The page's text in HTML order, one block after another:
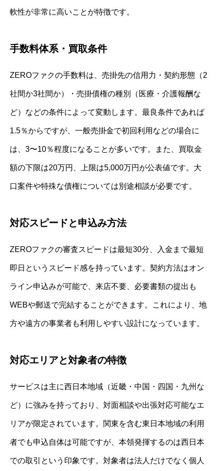
軟性が非常に高いことが特徴です。
手数料体系・買取条件
ZEROファクの手数料は、売掛先の信用力・契約形態（2
社間か3社間か）・売掛債権の種別（医療・介護報酬な
ど）などの条件によって変動します。最良条件であれば
1.5％からですが、一般売掛金で初回利用などの場合に
は、3〜10％程度になることが多いです。また、買取金
額の下限は20万円、上限は5,000万円が公表値です。大
口案件や特殊な債権については別途相談が必要です。
対応スピードと申込み方法
ZEROファクの審査スピードは最短30分、入金まで最短
即日というスピード感を持っています。契約方法はオン
ライン申込みが可能で、来店不要、必要書類の提出も
WEBや郵送で完結することができます。これにより、地
方や遠方の事業者も利用しやすい設計になっています。
対応エリアと対象者の特徴
サービスは主に西日本地域（近畿・中国・四国・九州な
ど）に強みを持っており、対面相談や出張対応可能なエ
リアが限定されています。関東を含む東日本地域の利用
者でも申込自体は可能ですが、本領発揮するのは西日本
での取引という印象です。対象者は法人だけでなく個人